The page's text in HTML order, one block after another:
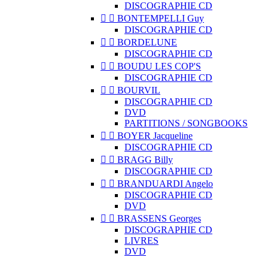
DISCOGRAPHIE CD
  BONTEMPELLI Guy
DISCOGRAPHIE CD
  BORDELUNE
DISCOGRAPHIE CD
  BOUDU LES COP'S
DISCOGRAPHIE CD
  BOURVIL
DISCOGRAPHIE CD
DVD
PARTITIONS / SONGBOOKS
  BOYER Jacqueline
DISCOGRAPHIE CD
  BRAGG Billy
DISCOGRAPHIE CD
  BRANDUARDI Angelo
DISCOGRAPHIE CD
DVD
  BRASSENS Georges
DISCOGRAPHIE CD
LIVRES
DVD